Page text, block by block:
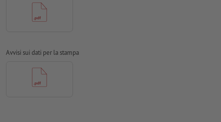
per la stampa
Risoluzione:
informazioni importanti ad almeno 4 mm di distanza dal
caratteri
Avvisi sui dati per la stampa